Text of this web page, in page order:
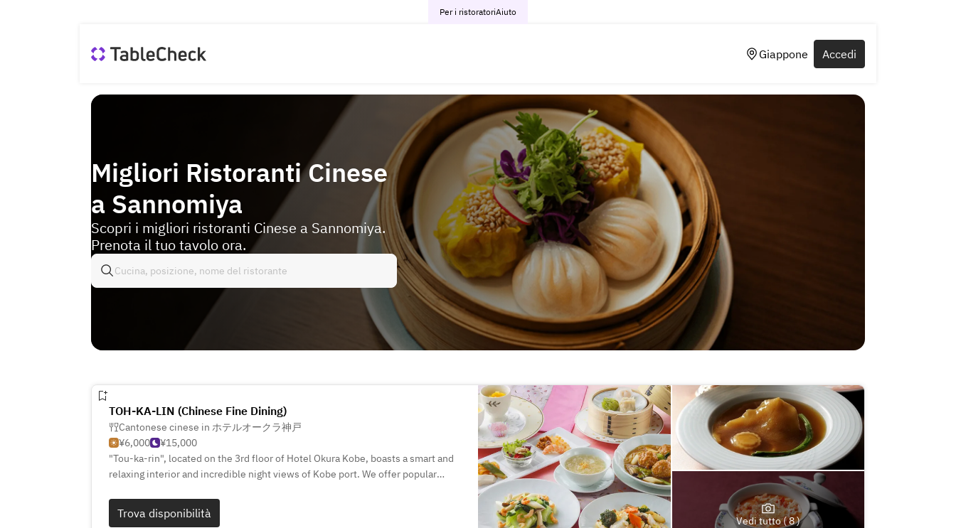
Per i ristoratoriAiuto
Giappone Accedi
Migliori Ristoranti Cinese
a Sannomiya
Scopri i migliori ristoranti Cinese a Sannomiya.
Prenota il tuo tavolo ora.
TOH-KA-LIN (Chinese Fine Dining)
Cantonese cinese in ホテルオークラ神戸
¥6,000
¥15,000
"Tou-ka-rin", located on the 3rd floor of Hotel Okura Kobe, boasts a smart and
relaxing interior and incredible night views of Kobe port. We offer popular
chef. Taste the flavors of Kobe in local vegetables or karaage made from
chickens raised in Hyogo. Enjoy the taste of Tou-ka-rin's 50 years of traditional
Trova disponibilità
Vedi tutto ( 8 )